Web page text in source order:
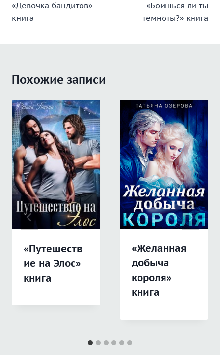
по
записям
«Девочка бандитов»
книга
«Боишься ли ты
темноты?» книга
Похожие записи
«Путешеств
ие на Элос»
книга
«Желанная
добыча
короля»
книга